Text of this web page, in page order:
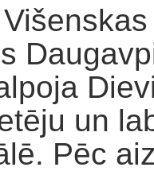
un
Pēc